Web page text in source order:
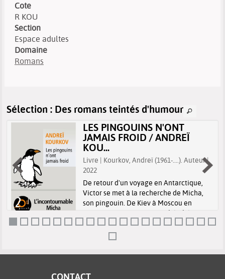
Cote
R KOU
Section
Espace adultes
Domaine
Romans
Sélection : Des romans teintés d'humour
LES PINGOUINS N'ONT
JAMAIS FROID / ANDREÏ
KOU...
Livre | Kourkov, Andreï (1961-....). Auteur |
2022
De retour d'un voyage en Antarctique,
Victor se met à la recherche de Micha,
son pingouin. De Kiev à Moscou en
passant par la guerre en Tchétchénie,
l'homme traverse ce monde absurde,
expérimentant des aventures tragi-